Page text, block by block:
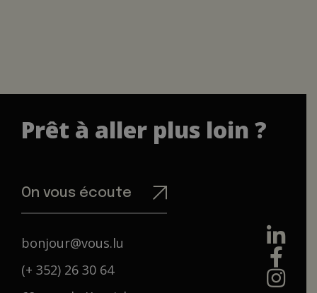
Prêt à aller plus loin ?
On vous écoute
bonjour@vous.lu
(+ 352) 26 30 64